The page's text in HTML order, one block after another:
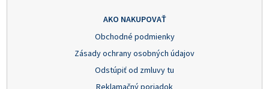
AKO NAKUPOVAŤ
Obchodné podmienky
Zásady ochrany osobných údajov
Odstúpiť od zmluvy tu
Reklamačný poriadok